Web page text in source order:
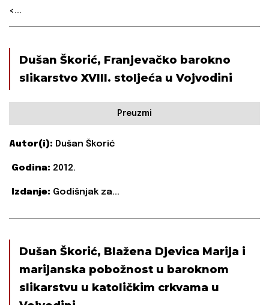
<...
Dušan Škorić, Franjevačko barokno
slikarstvo XVIII. stoljeća u Vojvodini
Preuzmi
Autor(i): Dušan Škorić
Godina: 2012.
Izdanje: Godišnjak za...
Dušan Škorić, Blažena Djevica Marija i
marijanska pobožnost u baroknom
slikarstvu u katoličkim crkvama u